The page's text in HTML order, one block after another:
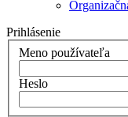
Prihlásenie
Meno používateľa
Heslo